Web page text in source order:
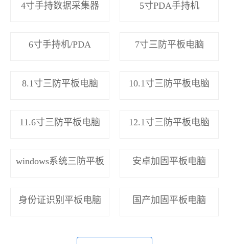
4寸手持数据采集器 5寸PDA手持机
6寸手持机/PDA 7寸三防平板电脑
8.1寸三防平板电脑 10.1寸三防平板电脑
11.6寸三防平板电脑 12.1寸三防平板电脑
windows系统三防平板 安卓加固平板电脑
身份证识别平板电脑 国产加固平板电脑